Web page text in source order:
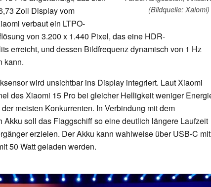
(Bildquelle: Xaiomi)
Zoll Display vom
verbaut ein LTPO-
von 3.200 x 1.440 Pixel, das eine HDR-
erreicht, und dessen Bildfrequenz dynamisch von 1 Hz
kann.
wird unsichtbar ins Display integriert. Laut Xiaomi
des Xiaomi 15 Pro bei gleicher Helligkeit weniger
meisten Konkurrenten. In Verbindung mit dem
Akku soll das Flaggschiff so eine deutlich längere Laufzeit
erzielen. Der Akku kann wahlweise über USB-C mit
50 Watt geladen werden.